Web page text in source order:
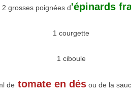
2 grosses poignées d'épinards
1 courgette
1 ciboule
de tomate en désou de la